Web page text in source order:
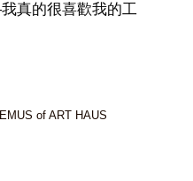
真的很喜歡我的工
of ART HAUS